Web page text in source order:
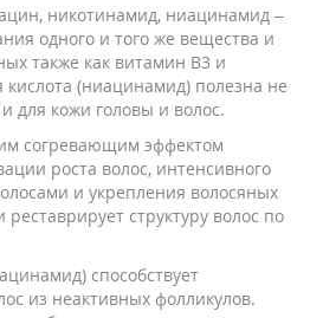
никотинамид, ниацинамид –
одного и того же вещества и
также как витамин В3 и
(ниацинамид) полезна не
для кожи головы и волос.
согревающим эффектом
роста волос, интенсивного
и укрепления волосяных
структуру волос по
способствует
из неактивных фолликулов.